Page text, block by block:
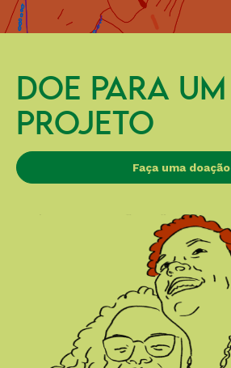
DOE PARA UM
PROJETO
Faça uma doação